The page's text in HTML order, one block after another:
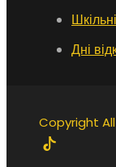
Дні
Copyright